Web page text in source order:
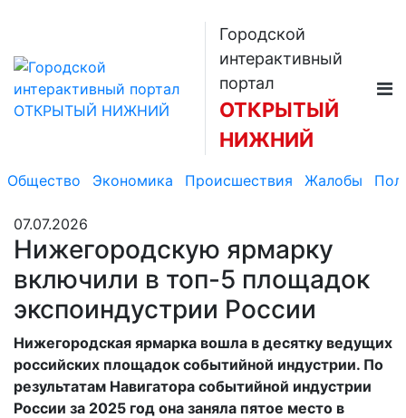
Городской
интерактивный
портал
ОТКРЫТЫЙ
НИЖНИЙ
Общество Экономика Происшествия Жалобы
07.07.2026
Нижегородскую ярмарку
включили в топ-5 площадок
экспоиндустрии России
Нижегородская ярмарка вошла в десятку ведущих
российских площадок событийной индустрии. По
результатам Навигатора событийной индустрии
России за 2025 год она заняла пятое место в